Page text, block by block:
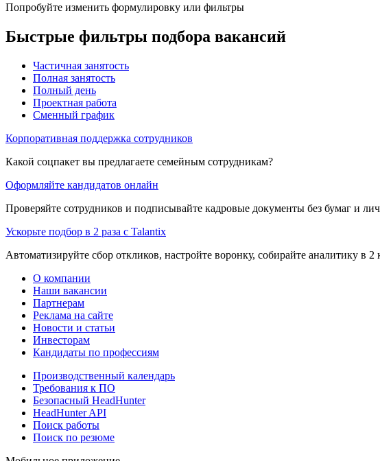
Попробуйте изменить формулировку или фильтры
Быстрые фильтры подбора вакансий
Частичная занятость
Полная занятость
Полный день
Проектная работа
Сменный график
Корпоративная поддержка сотрудников
Какой соцпакет вы предлагаете семейным сотрудникам?
Оформляйте кандидатов онлайн
Проверяйте сотрудников и подписывайте кадровые документы без бумаг и
Ускорьте подбор в 2 раза с Talantix
Автоматизируйте сбор откликов, настройте воронку, собирайте аналитику в 2
О компании
Наши вакансии
Партнерам
Реклама на сайте
Новости и статьи
Инвесторам
Кандидаты по профессиям
Производственный календарь
Требования к ПО
Безопасный HeadHunter
HeadHunter API
Поиск работы
Поиск по резюме